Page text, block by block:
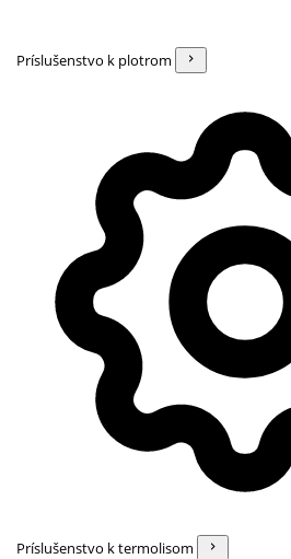
Príslušenstvo k plotrom
Príslušenstvo k termolisom